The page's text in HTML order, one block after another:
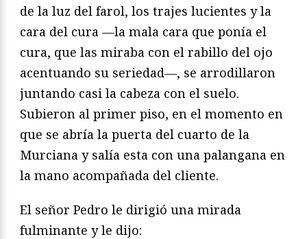
de la luz del farol, los trajes lucientes y la
cara del cura —la mala cara que ponía el
cura, que las miraba con el rabillo del ojo
acentuando su seriedad—, se arrodillaron
juntando casi la cabeza con el suelo.
Subieron al primer piso, en el momento en
que se abría la puerta del cuarto de la
Murciana y salía esta con una palangana en
la mano acompañada del cliente.
El señor Pedro le dirigió una mirada
fulminante y le dijo: